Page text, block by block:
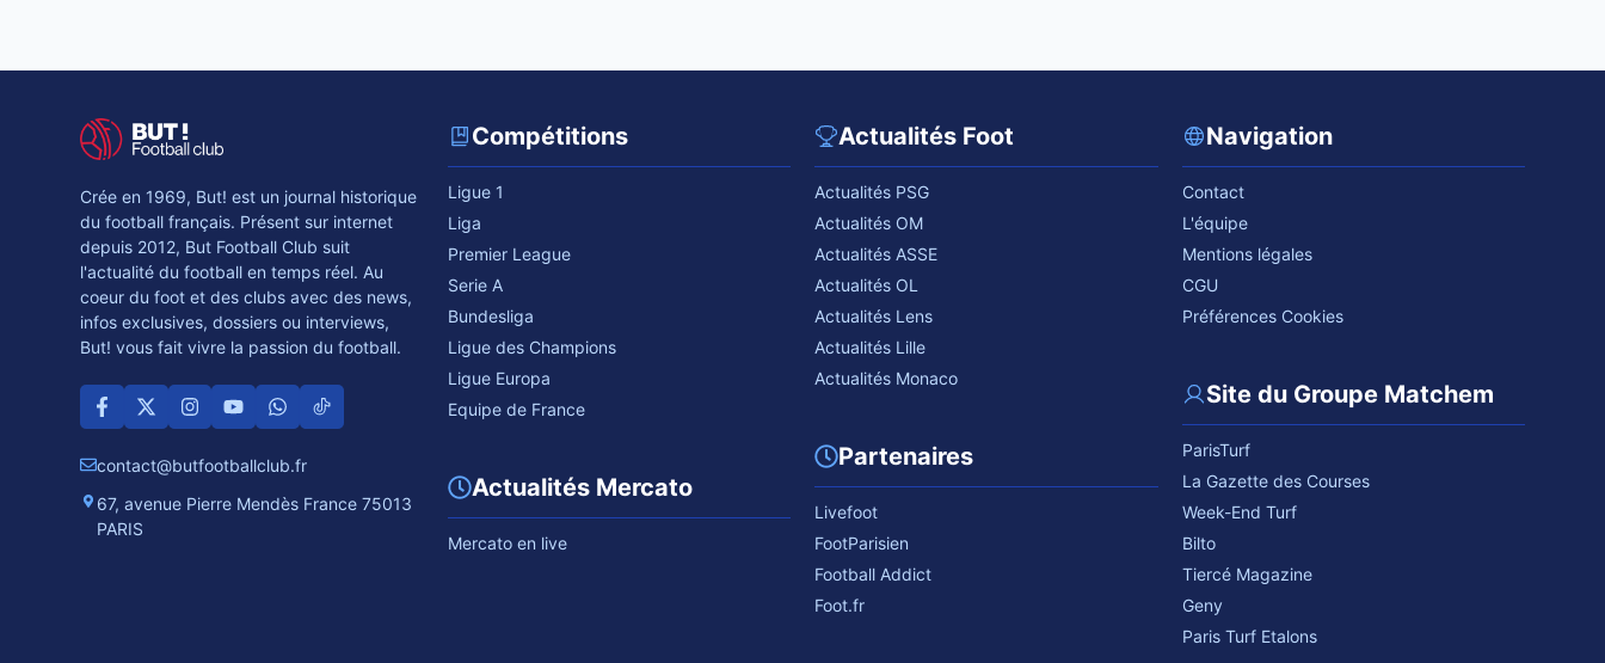
Crée en 1969, But! est un journal historique
du football français. Présent sur internet
depuis 2012, But Football Club suit
l'actualité du football en temps réel. Au
coeur du foot et des clubs avec des news,
infos exclusives, dossiers ou interviews,
But! vous fait vivre la passion du football.
contact@butfootballclub.fr
67, avenue Pierre Mendès France 75013
PARIS
Compétitions
Ligue 1
Liga
Premier League
Serie A
Bundesliga
Ligue des Champions
Ligue Europa
Equipe de France
Actualités Mercato
Mercato en live
Actualités Foot
Actualités PSG
Actualités OM
Actualités ASSE
Actualités OL
Actualités Lens
Actualités Lille
Actualités Monaco
Partenaires
Livefoot
FootParisien
Football Addict
Foot.fr
Navigation
Contact
L'équipe
Mentions légales
CGU
Préférences Cookies
Site du Groupe Matchem
ParisTurf
La Gazette des Courses
Week-End Turf
Bilto
Tiercé Magazine
Geny
Paris Turf Etalons